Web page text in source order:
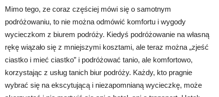
Mimo tego, ze coraz częściej mówi się o samotnym
podróżowaniu, to nie można odmówić komfortu i wygody
wycieczkom z biurem podróży. Kiedyś podróżowanie na własną
rękę wiązało się z mniejszymi kosztami, ale teraz można „zjeść
ciastko i mieć ciastko” i podróżować tanio, ale komfortowo,
korzystając z usług tanich biur podróży. Każdy, kto pragnie
wybrać się na ekscytującą i niezapomnianą wycieczkę, może